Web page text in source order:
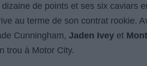
dizaine de points et ses six caviars
au terme de son contrat rookie.
Cunningham, Jaden Ivey et
trou à Motor City.